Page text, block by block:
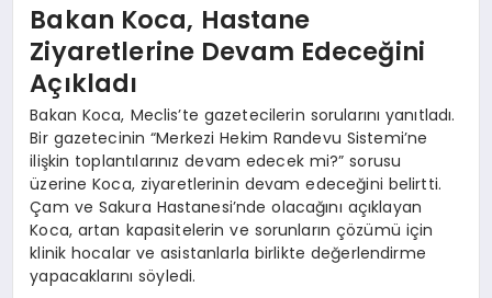
Bakan Koca, Hastane
Ziyaretlerine Devam Edeceğini
Açıkladı
Bakan Koca, Meclis’te gazetecilerin sorularını yanıtladı.
Bir gazetecinin “Merkezi Hekim Randevu Sistemi’ne
ilişkin toplantılarınız devam edecek mi?” sorusu
üzerine Koca, ziyaretlerinin devam edeceğini belirtti.
Çam ve Sakura Hastanesi’nde olacağını açıklayan
Koca, artan kapasitelerin ve sorunların çözümü için
klinik hocalar ve asistanlarla birlikte değerlendirme
yapacaklarını söyledi.